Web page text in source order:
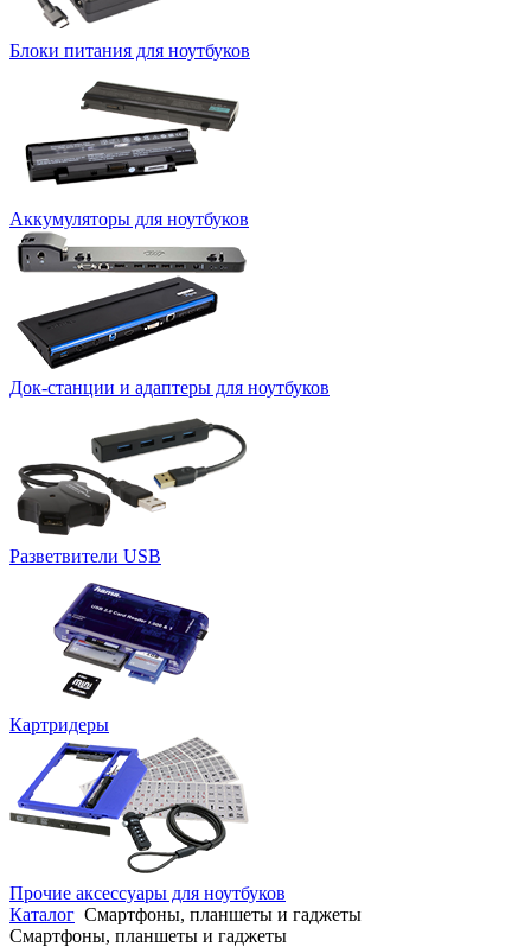
Блоки питания для ноутбуков
Аккумуляторы для ноутбуков
Док-станции и адаптеры для ноутбуков
Разветвители USB
Картридеры
Прочие аксессуары для ноутбуков
Каталог Смартфоны, планшеты и гаджеты
Смартфоны, планшеты и гаджеты